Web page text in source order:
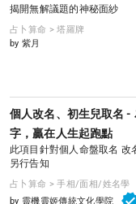
揭開無解議題的神秘面紗
占卜算命 > 塔羅牌
by 紫月
個人改名、初生兒取名 -
字，贏在人生起跑點
此項目針對個人命盤取名 改
另行告知
占卜算命 > 手相/面相/姓名學
by 靈機靈姬傳統文化學院